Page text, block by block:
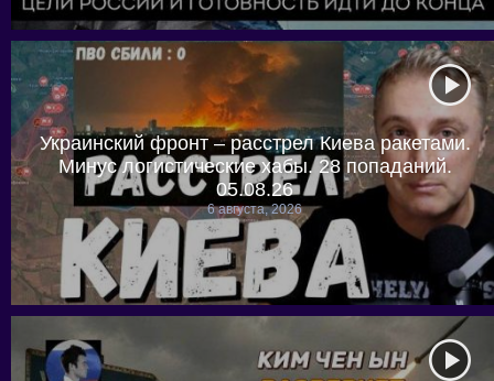
Украинский фронт – расстрел Киева ракетами.
Минус логистические хабы. 28 попаданий.
05.08.26
6 августа, 2026